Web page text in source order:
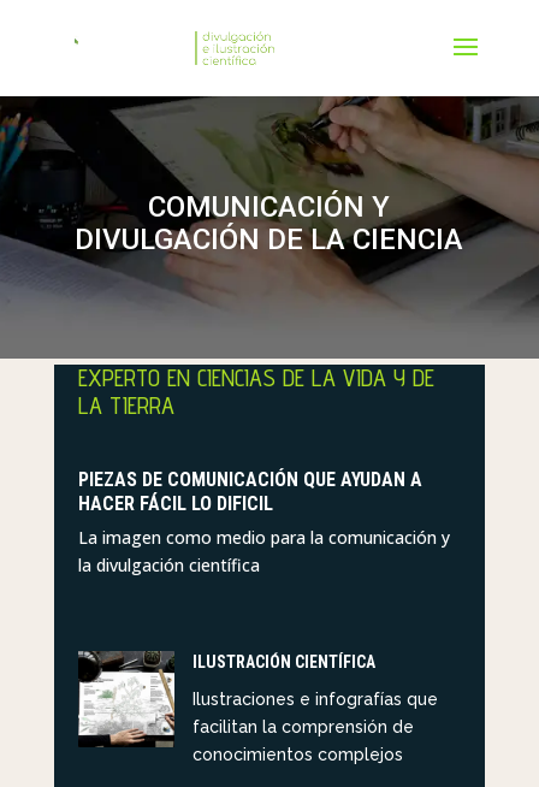
COMUNICACIÓN Y
DIVULGACIÓN DE LA CIENCIA
EXPERTO EN CIENCIAS DE LA VIDA Y DE
LA TIERRA
PIEZAS DE COMUNICACIÓN QUE AYUDAN A
HACER FÁCIL LO DIFICIL
La imagen como medio para la comunicación y
la divulgación científica
ILUSTRACIÓN CIENTÍFICA
Ilustraciones e infografías que
facilitan la comprensión de
conocimientos complejos